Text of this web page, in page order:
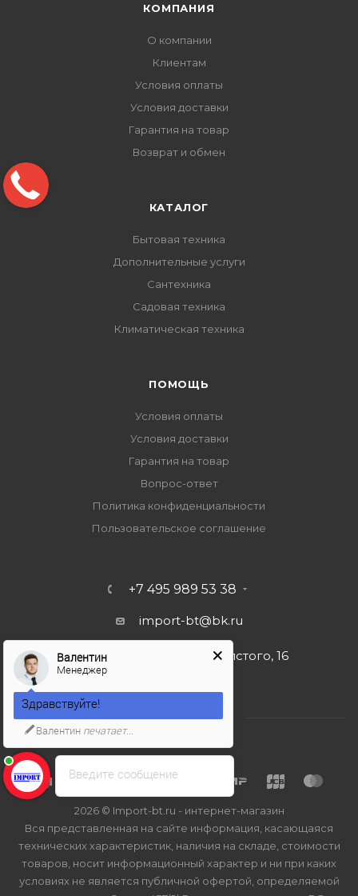
КОМПАНИЯ
О компании
Клиентам
Условия оплаты
Условия доставки
Гарантия на товар
Возврат и обмен
КАТАЛОГ
Бытовая техника
Дополнительные услуги
Сантехника
Садовая техника
Климатическая техника
ПОМОЩЬ
Условия оплаты
Условия доставки
Гарантия на товар
Вопрос-ответ
Политика конфиденциальности
Пользовательское соглашение
+7 495 989 53 38
import-bt@bk.ru
г. Москва, ул. Льва Толстого, 16
2026 © Import-bt.ru - интернет-магазин
Вся представленная на сайте информация, касающаяся
технических характеристик, наличия на складе, стоимости
товаров, носит информационный характер и ни при каких
условиях не является публичной офертой, определяемой
Введите сообщение
Валентин
Менеджер
Здравствуйте!
Валентин печатает...